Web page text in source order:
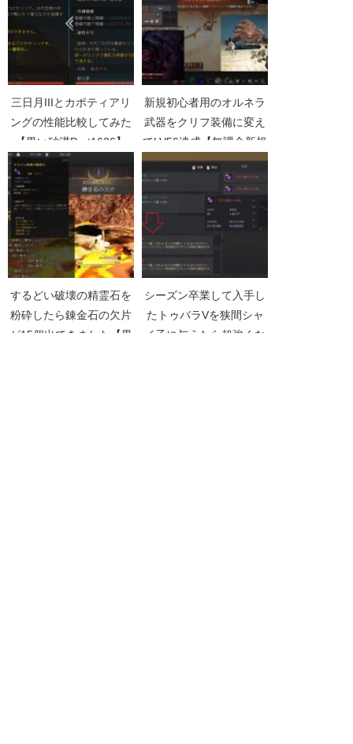
三日月IIIとカポティアリ
ングの性能比較してみた
【黒い砂漠Part1626】
新規初心者用のオルネラ
武器をクリフ装備に変え
てLV56達成【無課金新規
で黒い砂漠Part005】
するどい破壊の精霊石を
粉砕したら錬金石の欠片
が15個出てきました【黒
シーズン卒業して入手し
たトゥバラVを狭間シャ
イ子に与えたら超強くな